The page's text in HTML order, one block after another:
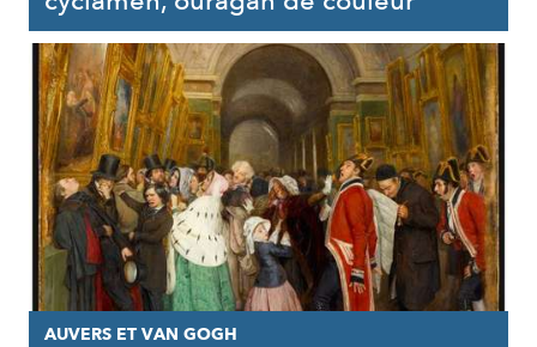
AUVERS ET VAN GOGH